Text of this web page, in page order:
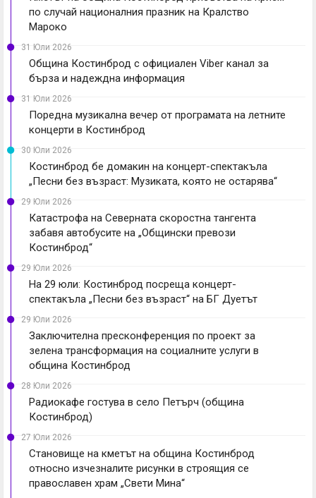
по случай националния празник на Кралство
Мароко
31 Юли 2026
Община Костинброд с официален Viber канал за
бърза и надеждна информация
31 Юли 2026
Поредна музикална вечер от програмата на летните
концерти в Костинброд
30 Юли 2026
Костинброд бе домакин на концерт-спектакъла
„Песни без възраст: Музиката, която не остарява“
29 Юли 2026
Катастрофа на Северната скоростна тангента
забавя автобусите на „Общински превози
Костинброд“
29 Юли 2026
На 29 юли: Костинброд посреща концерт-
спектакъла „Песни без възраст“ на БГ Дуетът
29 Юли 2026
Заключителна пресконференция по проект за
зелена трансформация на социалните услуги в
община Костинброд
28 Юли 2026
Радиокафе гостува в село Петърч (община
Костинброд)
27 Юли 2026
Становище на кметът на община Костинброд
относно изчезналите рисунки в строящия се
православен храм „Свети Мина“